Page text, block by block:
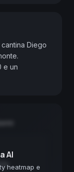
Diego
e un
AI
heatmap e